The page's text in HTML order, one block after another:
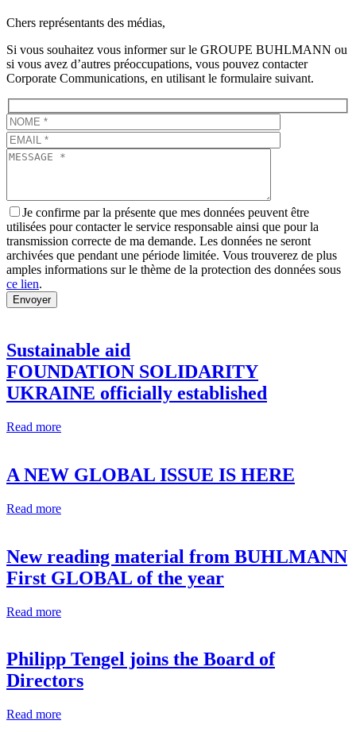
Chers représentants des médias,
Si vous souhaitez vous informer sur le GROUPE BUHLMANN ou
si vous avez d’autres préoccupations, vous pouvez contacter
Corporate Communications, en utilisant le formulaire suivant.
Bitte
lassen
leer.Je confirme par la présente que mes données peuvent être
utilisées pour contacter le service responsable ainsi que pour la
transmission correcte de ma demande. Les données ne seront
archivées que pendant une période limitée. Vous trouverez de plus
amples informations sur le thème de la protection des données sous
ce lien.
Envoyer
Sie
dieses
Feld
leer.
Sustainable aid
FOUNDATION SOLIDARITY
UKRAINE officially established
Read more
A NEW GLOBAL ISSUE IS HERE
Read more
New reading material from BUHLMANN
First GLOBAL of the year
Read more
Philipp Tengel joins the Board of
Directors
Read more